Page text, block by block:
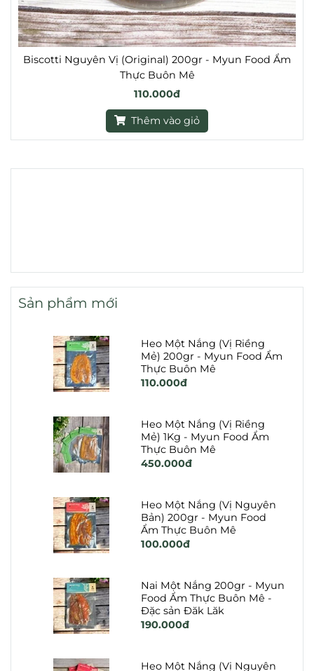
Biscotti Nguyên Vị (Original) 200gr - Myun Food Ẩm
Thực Buôn Mê
110.000đ
Thêm vào giỏ
Sản phẩm mới
Heo Một Nắng (Vị Riềng
Mẻ) 200gr - Myun Food Ẩm
Thực Buôn Mê
110.000đ
Heo Một Nắng (Vị Riềng
Mẻ) 1Kg - Myun Food Ẩm
Thực Buôn Mê
450.000đ
Heo Một Nắng (Vị Nguyên
Bản) 200gr - Myun Food
Ẩm Thực Buôn Mê
100.000đ
Nai Một Nắng 200gr - Myun
Food Ẩm Thực Buôn Mê -
Đặc sản Đăk Lăk
190.000đ
Heo Một Nắng (Vị Nguyên